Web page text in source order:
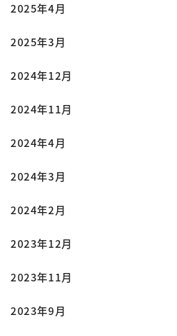
2025年4月
2025年3月
2024年12月
2024年11月
2024年4月
2024年3月
2024年2月
2023年12月
2023年11月
2023年9月